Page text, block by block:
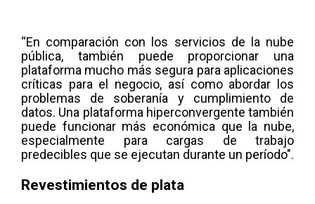
“En comparación con los servicios de la nube
pública, también puede proporcionar una
plataforma mucho más segura para aplicaciones
críticas para el negocio, así como abordar los
problemas de soberanía y cumplimiento de
datos. Una plataforma hiperconvergente también
puede funcionar más económica que la nube,
especialmente para cargas de trabajo
predecibles que se ejecutan durante un período".
Revestimientos de plata